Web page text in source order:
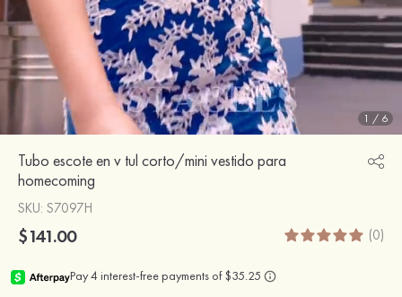
1 / 6
Tubo escote en v tul corto/mini vestido para
homecoming
SKU: S7097H
$141.00 (0)